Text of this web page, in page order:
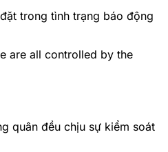
trong tình trạng báo động
are all controlled by the
quân đều chịu sự kiểm soát